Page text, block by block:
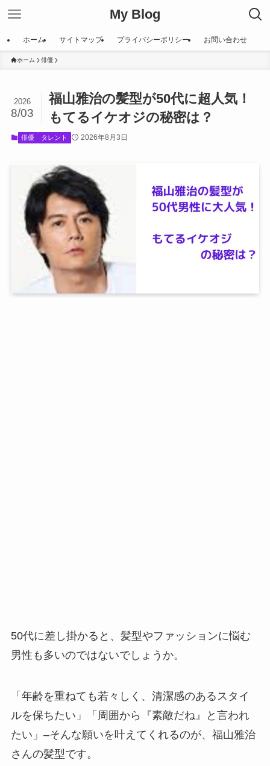
My Blog
ホーム サイトマップ プライバシーポリシー お問い合わせ
ホーム 俳優
福山雅治の髪型が50代に超人気！
もてるイケオジの秘密は？
2026
8/03
俳優 タレント 2026年8月3日
50代に差し掛かると、髪型やファッションに悩む
男性も多いのではないでしょうか。
「年齢を重ねても若々しく、清潔感のあるスタイ
ルを保ちたい」「周囲から『素敵だね』と言われ
たい」–そんな願いを叶えてくれるのが、福山雅治
さんの髪型です。